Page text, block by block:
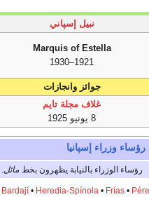
نبيل إسپاني
Marquis of Estella
1921–1930
جوائز وانجازات
غلاف مجلة تايم
8 يونيو 1925
رؤساء وزراء إسپانيا
رؤساء الوزراء بالنيابة يظهرون بخط مائل.
Bardají• Heredia-Spínola • Frías•